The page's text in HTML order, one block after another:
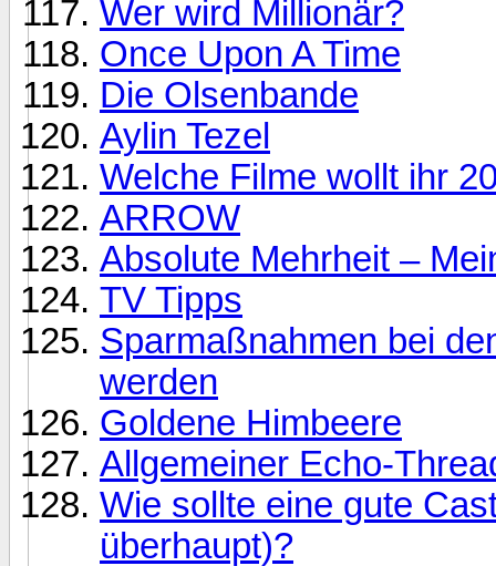
Wer wird Millionär?
Once Upon A Time
Die Olsenbande
Aylin Tezel
Welche Filme wollt ihr
ARROW
Absolute Mehrheit –
TV Tipps
Sparmaßnahmen bei
werden
Goldene Himbeere
Allgemeiner Echo-
Wie sollte eine gute
überhaupt)?